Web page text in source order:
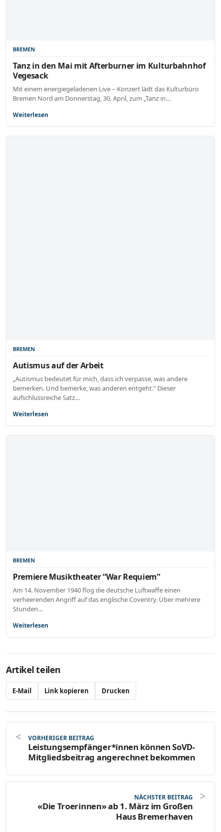
BREMEN
Tanz in den Mai mit Afterburner im Kulturbahnhof
Vegesack
Mit einem energiegeladenen Live – Konzert lädt das Kulturbüro
Bremen Nord am Donnerstag, 30. April, zum „Tanz in…
Weiterlesen
BREMEN
Autismus auf der Arbeit
„Autismus bedeutet für mich, dass ich verpasse, was andere
bemerken. Und bemerke, was anderen entgeht.“ Dieser
aufschlussreiche Satz…
Weiterlesen
BREMEN
Premiere Musiktheater “War Requiem”
Am 14. November 1940 flog die deutsche Luftwaffe einen
verheerenden Angriff auf das englische Coventry. Über mehrere
Stunden…
Weiterlesen
Artikel teilen
E-Mail Link kopieren Drucken
VORHERIGER BEITRAG
Leistungsempfänger*innen können SoVD-
Mitgliedsbeitrag angerechnet bekommen
NÄCHSTER BEITRAG
«Die Troerinnen» ab 1. März im Großen
Haus Bremerhaven